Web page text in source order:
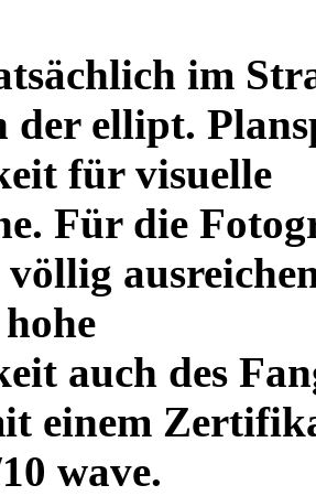
im
der ellipt.
für visuelle
Für die
auch des
einem
wave.